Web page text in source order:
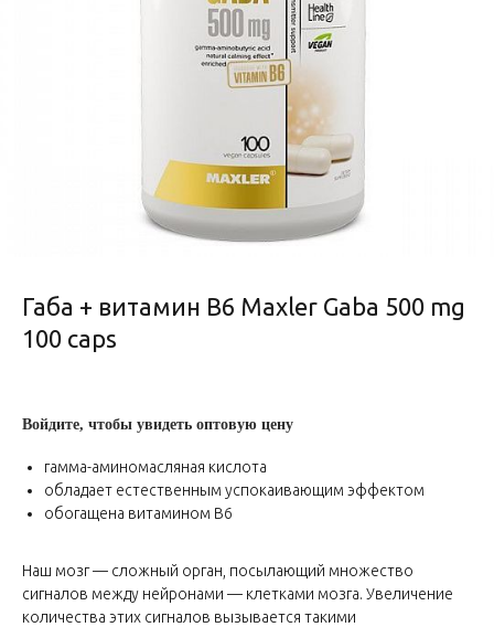
Габа + витамин В6 Maxler Gaba 500 mg
100 caps
Войдите, чтобы увидеть оптовую цену
гамма-аминомасляная кислота
обладает естественным успокаивающим эффектом
обогащена витамином B6
Наш мозг — сложный орган, посылающий множество
сигналов между нейронами — клетками мозга. Увеличение
количества этих сигналов вызывается такими